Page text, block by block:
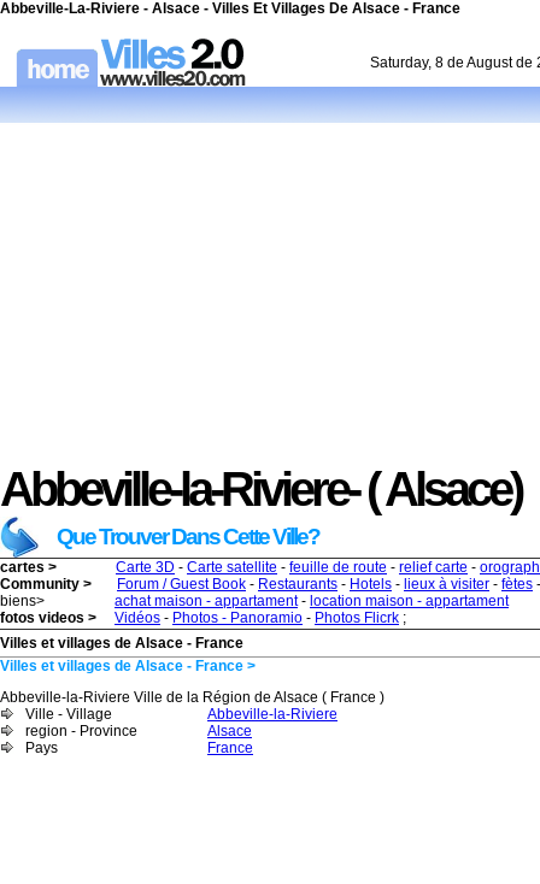
Abbeville-La-Riviere - Alsace - Villes Et Villages De Alsace - France
Saturday, 8 de August de
Abbeville-la-Riviere- ( Alsace)
Que Trouver Dans Cette Ville?
cartes > Carte 3D - Carte satellite - feuille de route - relief carte -
Community >
Forum / Guest Book - Restaurants - Hotels - lieux à visiter - fètes
biens>
achat maison - appartament- location maison - appartament
fotos videos >
Vidéos - Photos - Panoramio - Photos Flicrk ;
Villes et villages de Alsace - France
Villes et villages de Alsace - France >
Abbeville-la-Riviere Ville de la Région de Alsace ( France )
Ville - Village
Abbeville-la-Riviere
region - Province
Alsace
Pays
France